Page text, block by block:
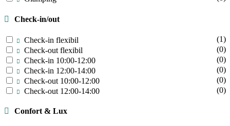
Check-in/out
Check-in flexibil
(1)
Check-out flexibil
(0)
Check-in 10:00-12:00
(0)
Check-in 12:00-14:00
(0)
Check-out 10:00-12:00
(0)
Check-out 12:00-14:00
(0)
Confort & Lux